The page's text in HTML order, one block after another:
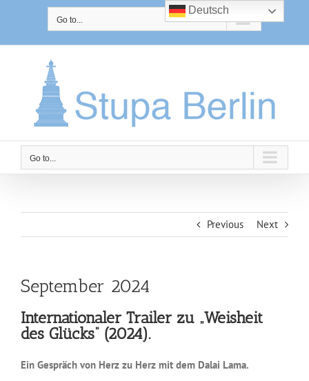
Go to...
Go to...
Previous Next
September 2024
Internationaler Trailerzu „Weisheit
des Glücks“ (2024).
Ein Gespräch von Herz zu Herz mit dem Dalai Lama.
Deutsch